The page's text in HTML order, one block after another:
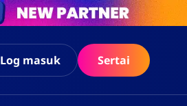
Log masuk Sertai